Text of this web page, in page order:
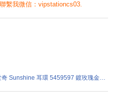
繫我微信：vipstationcs03.
全新 Swarovski 施華洛世奇 Sunshine 耳環 5459597 鍍玫瑰金 白色